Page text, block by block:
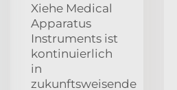
Xiehe Medical
Apparatus
Instruments ist
kontinuierlich
in
zukunftsweisende